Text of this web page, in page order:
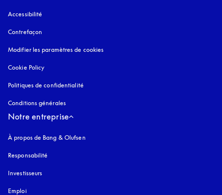
Accessibilité
Contrefaçon
Modifier les paramètres de cookies
Cookie Policy
Politiques de confidentialité
Conditions générales
Notre entreprise
À propos de Bang & Olufsen
Responsabilité
Investisseurs
Emploi